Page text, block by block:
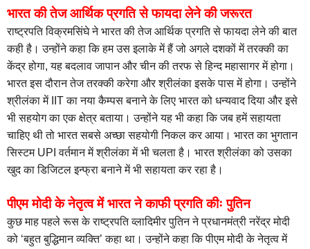
भारत की तेज आर्थिक प्रगति से फायदा लेने की जरूरत
राष्ट्रपति विक्रमसिंघे ने भारत की तेज आर्थिक प्रगति से फायदा लेने की बात
कही है। उन्होंने कहा कि हम उस इलाके में हैं जो अगले दशकों में तरक्की का
केंद्र होगा, यह बदलाव जापान और चीन की तरफ से हिन्द महासागर में होगा।
भारत इस दौरान तेज तरक्की करेगा और श्रीलंका इसके पास में होगा। उन्होंने
श्रीलंका में IIT का नया कैम्पस बनाने के लिए भारत को धन्यवाद दिया और इसे
भी सहयोग का एक क्षेत्र बताया। उन्होंने यह भी कहा कि जब हमें सहायता
चाहिए थी तो भारत सबसे अच्छा सहयोगी निकल कर आया। भारत का भुगतान
सिस्टम UPI वर्तमान में श्रीलंका में भी चलता है। भारत श्रीलंका को उसका
खुद का डिजिटल इन्फ्रा बनाने में भी सहायता कर रहा है।
पीएम मोदी के नेतृत्व में भारत ने काफी प्रगति कीः पुतिन
कुछ माह पहले रूस के राष्ट्रपति व्लादिमीर पुतिन ने प्रधानमंत्री नरेंद्र मोदी
को ‘बहुत बुद्धिमान व्यक्ति’ कहा था। उन्होंने कहा कि पीएम मोदी के नेतृत्व में